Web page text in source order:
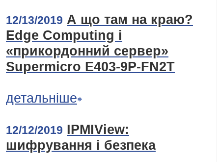
12/13/2019 А що там на краю?
Edge Computing і
«прикордонний сервер»
Supermicro E403-9P-FN2T
детальніше
12/12/2019 IPMIView:
шифрування і безпека